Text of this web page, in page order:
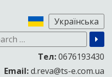
Тел:0676193430
Email:d.reva@ts-e.com.ua